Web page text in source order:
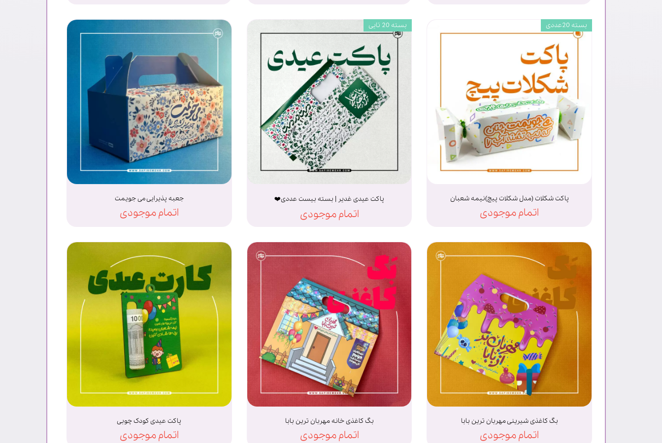
پاکت شکلات (مدل شکلات پیچ)نیمه شعبان
اتمام موجودی
بسته 20عددی
پاکت عیدی غدیر | بسته بیست عددی❤️
اتمام موجودی
بسته 20 تایی
جعبه پذیرایی می جویمت
اتمام موجودی
بگ کاغذی شیرینی مهربان ترین بابا
اتمام موجودی
بگ کاغذی خانه مهربان ترین بابا
اتمام موجودی
پاکت عیدی کودک چوبی
اتمام موجودی